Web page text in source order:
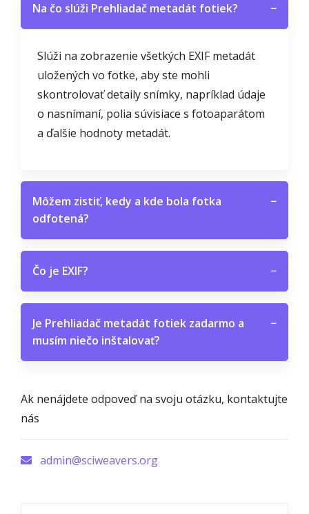
Na čo slúži Prehliadač metadát fotiek? −
Slúži na zobrazenie všetkých EXIF metadát
uložených vo fotke, aby ste mohli
skontrolovať detaily snímky, napríklad údaje
o nasnímaní, polia súvisiace s fotoaparátom
a ďalšie hodnoty metadát.
Môžem zistiť, kedy a kde bola fotka
odfotená?
−
Čo je EXIF? −
Je Prehliadač metadát fotiek zadarmo a
musím niečo inštalovať?
−
Ak nenájdete odpoveď na svoju otázku, kontaktujte
nás
admin@sciweavers.org